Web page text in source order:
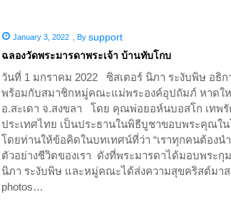
January 3, 2022 By support
ฉลองวัดพระมารดาพระเจ้า บ้านทับโกบ
วันที่ 1 มกราคม 2022 ซิสเตอร์ นิภา ระงับพิษ อ
พร้อมกับสมาชิกหมู่คณะแม่พระองค์อุปถัมภ์ หาดใ
อ.สะเดา จ.สงขลา โดย คุณพ่อยอห์นบอสโก เทพ
ประเทศไทย เป็นประธานในพิธีบูชาขอบพระคุณใ
โดยท่านให้ข้อคิดในบทเทศน์ที่ว่า “เราทุกคนต้อง
ตัวอย่างชีวิตของเรา ดังที่พระมารดาได้มอบพระกุ
นิภา ระงับพิษ และหมู่คณะได้ส่งความสุขคริสต์ม
photos…